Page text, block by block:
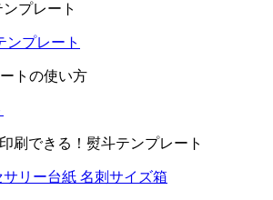
プレート
トの使い方
刷できる！熨斗テンプレート